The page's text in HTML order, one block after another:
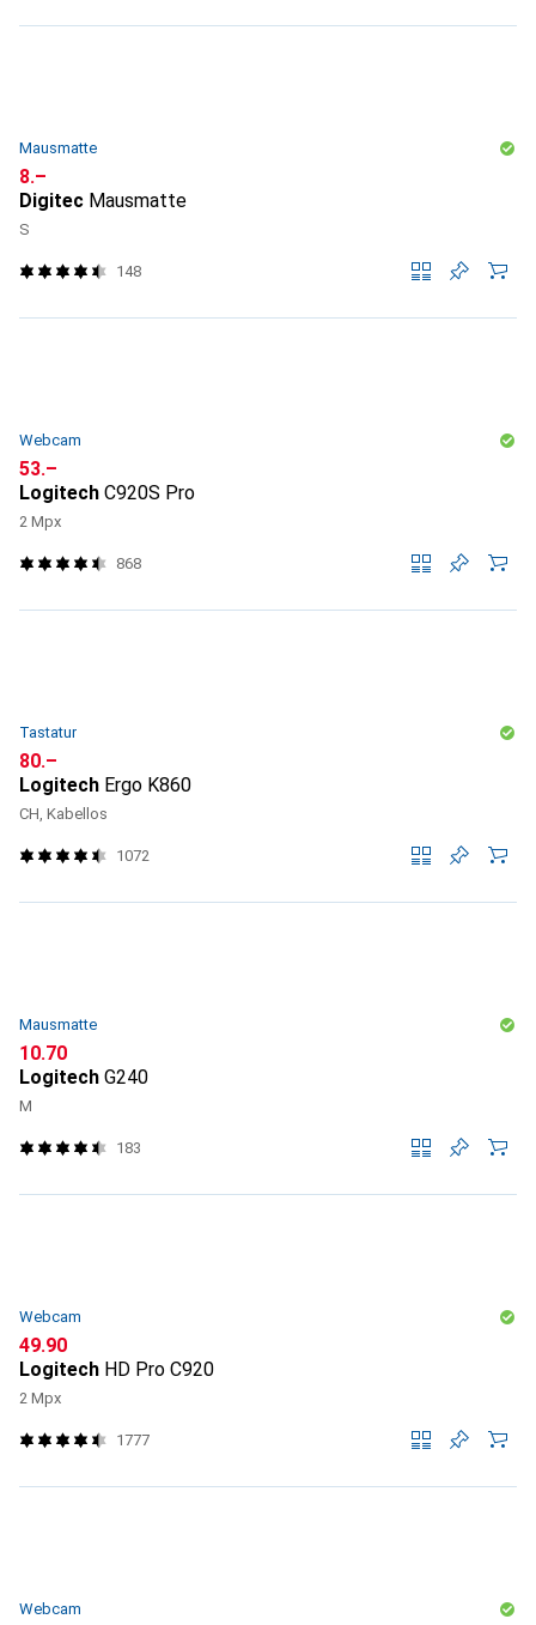
Mausmatte
CHF
8.–
Digitec Mausmatte
S
148
Webcam
CHF
53.–
Logitech C920S Pro
2 Mpx
868
Tastatur
CHF
80.–
Logitech Ergo K860
CH, Kabellos
1072
Mausmatte
CHF
10.70
Logitech G240
M
183
Webcam
CHF
49.90
Logitech HD Pro C920
2 Mpx
1777
Webcam